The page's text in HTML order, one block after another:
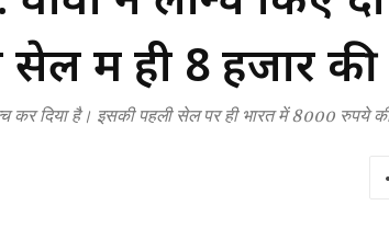
सेल में ही 8 हजार
कर दिया है। इसकी पहली सेल पर ही भारत में 8000 रुपये